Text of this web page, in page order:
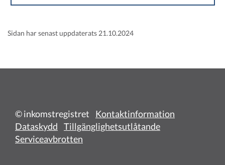
Sidan har senast uppdaterats 21.10.2024
© inkomstregistret Kontaktinformation
Dataskydd Tillgänglighetsutlåtande
Serviceavbrotten